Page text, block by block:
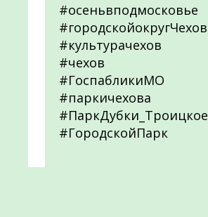
#осеньвподмосковье
#городскойокругЧехов
#культурачехов
#чехов
#ГоспабликиМО
#паркичехова
#ПаркДубки_Троицкое
#ГородскойПарк